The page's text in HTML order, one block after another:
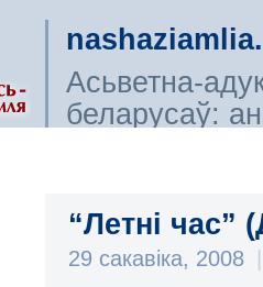
Асьветна-
беларусаў:
“Летні час”
29 сакавіка, 2008 |